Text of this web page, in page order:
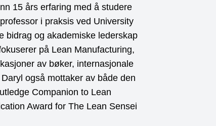
15 års erfaring med å studere
i praksis ved University
bidrag og akademiske lederskap
på Lean Manufacturing,
av bøker, internasjonale
også mottaker av både den
Companion to Lean
Award for The Lean Sensei